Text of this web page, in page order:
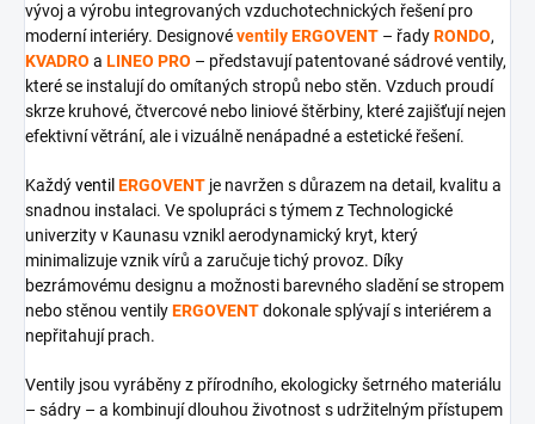
vývoj a výrobu integrovaných vzduchotechnických řešení pro
moderní interiéry. Designovéventily ERGOVENT – řadyRONDO,
KVADRO a LINEO PRO – představují patentované sádrové ventily,
které se instalují do omítaných stropů nebo stěn. Vzduch proudí
skrze kruhové, čtvercové nebo liniové štěrbiny, které zajišťují nejen
efektivní větrání, ale i vizuálně nenápadné a estetické řešení.
Každýventil ERGOVENT je navržen s důrazem na detail, kvalitu a
snadnou instalaci. Ve spolupráci s týmem z Technologické
univerzity v Kaunasu vznikl aerodynamický kryt, který
minimalizuje vznik vírů a zaručuje tichý provoz. Díky
bezrámovému designu a možnosti barevného sladění se stropem
nebo stěnou ventilyERGOVENTdokonale splývají s interiérem a
nepřitahují prach.
Ventily jsou vyráběny z přírodního, ekologicky šetrného materiálu
– sádry – a kombinují dlouhou životnost s udržitelným přístupem